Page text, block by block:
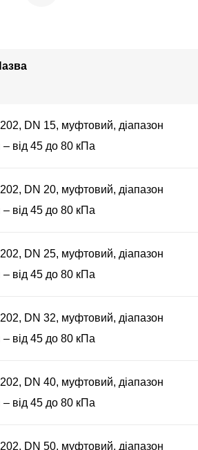
DN 15, муфтовий, діапазон
від 45 до 80 кПа
DN 20, муфтовий, діапазон
від 45 до 80 кПа
DN 25, муфтовий, діапазон
від 45 до 80 кПа
DN 32, муфтовий, діапазон
від 45 до 80 кПа
DN 40, муфтовий, діапазон
від 45 до 80 кПа
DN 50, муфтовий, діапазон